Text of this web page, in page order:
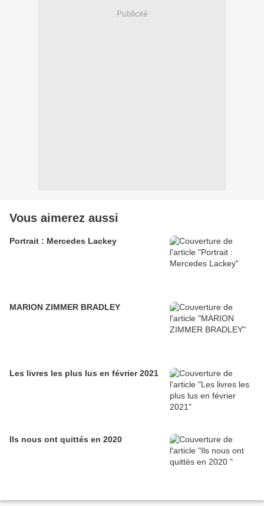
Publicité
Vous aimerez aussi
Portrait : Mercedes Lackey
MARION ZIMMER BRADLEY
Les livres les plus lus en février 2021
Ils nous ont quittés en 2020